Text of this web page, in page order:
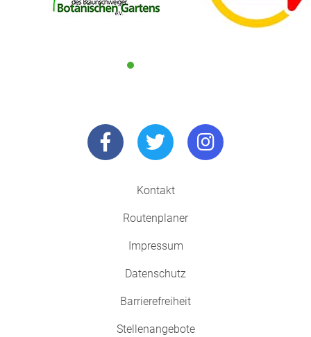
Kontakt
Routenplaner
Impressum
Datenschutz
Barrierefreiheit
Stellenangebote